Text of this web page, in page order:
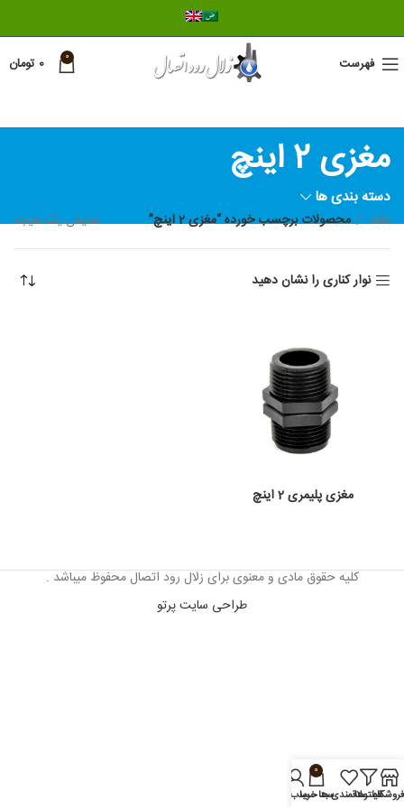
فهرست 0
0 تومان
مغزی 2 اینچ
دسته بندی ها
خانه محصولات برچسب خورده “مغزی 2 اینچ” نمایش یک نتیجه
نوار کناری را نشان دهید
مغزی پلیمری 2 اینچ
کلیه حقوق مادی و معنوی برای زلال رود اتصال محفوظ میباشد .
طراحی سایت پرتو
فروشگاهفیلترهاعلاقمندی ها
0
سبد خریدحساب من